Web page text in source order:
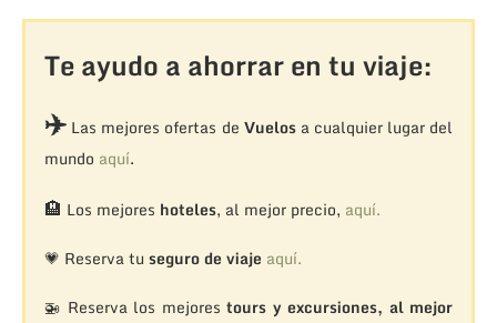
Te ayudo a ahorrar en tu viaje:
✈️Las mejores ofertas de Vuelosa cualquier lugar del
mundo aquí.
🏨 Los mejores hoteles, al mejor precio, aquí.
💗 Reserva tu seguro de viaje aquí.
🚁 Reserva los mejorestours y excursiones, al mejor